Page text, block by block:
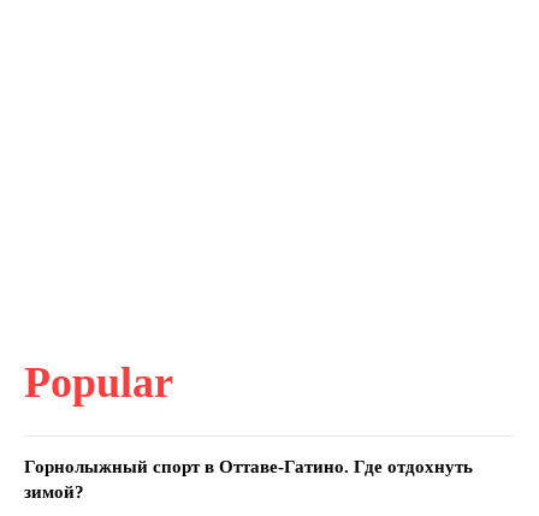
Popular
Горнолыжный спорт в Оттаве-Гатино. Где отдохнуть
зимой?